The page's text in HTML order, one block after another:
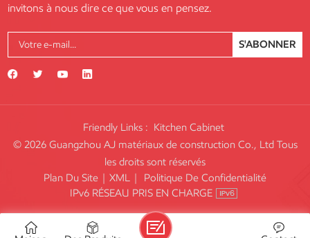
invitons à nous dire ce que vous en pensez.
S'ABONNER
Friendly Links : Kitchen Cabinet
© 2026 Guangzhou AJ matériaux de construction Co., Ltd Tous
les droits sont réservés
Plan Du Site | XML |
Politique De Confidentialité
IPv6 RÉSEAU PRIS EN CHARGE